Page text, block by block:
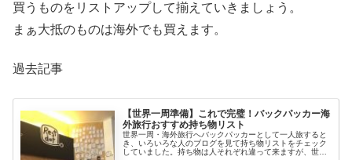
買うものをリストアップして揃えていきましょう。
まぁ大抵のものは海外でも買えます。
過去記事
【世界一周準備】これで完璧！バックパッカー海
外旅行おすすめ持ち物リスト
世界一周・海外旅行へバックパッカーとして一人旅すると
き、いろいろな人のブログを見て持ち物リストをチェック
していました。持ち物は人それぞれ違って来ますが、世界